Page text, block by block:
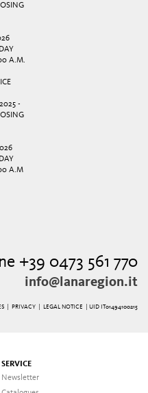
A.M.
-
A.M
+39 0473 561 770
info@lanaregion.it
| PRIVACY| LEGAL NOTICE | UID IT01494100215
SERVICE
Newsletter